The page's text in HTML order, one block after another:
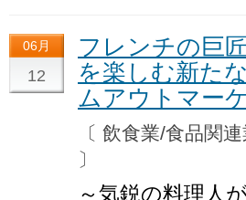
06月
12
フレンチの巨
を楽しむ新た
ムアウトマー
〔 飲食業/食品
〕
～気鋭の料理人